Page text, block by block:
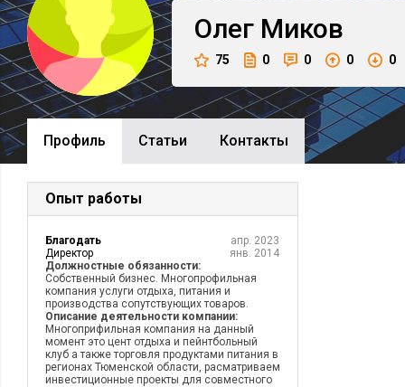
Олег Миков
75 0 0 0 0
Профиль Cтатьи Контакты
Опыт работы
Благодать
Директор
апр. 2023
янв. 2014
Должностные обязанности:
Собственный бизнес. Многопрофильная
компания услуги отдыха, питания и
производства сопутствующих товаров.
Описание деятельности компании:
Многоприфильная компания на данный
момент это цент отдыха и пейнтбольный
клуб а также торговля продуктами питания в
регионах Тюменской области, расматриваем
инвестиционные проекты для совместного